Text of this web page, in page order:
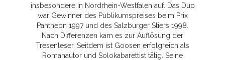
insbesondere in Nordrhein-Westfalen auf. Das Duo
war Gewinner des Publikumspreises beim Prix
Pantheon 1997 und des Salzburger Stiers 1998.
Nach Differenzen kam es zur Auflösung der
Tresenleser. Seitdem ist Goosen erfolgreich als
Romanautor und Solokabarettist tätig. Seine